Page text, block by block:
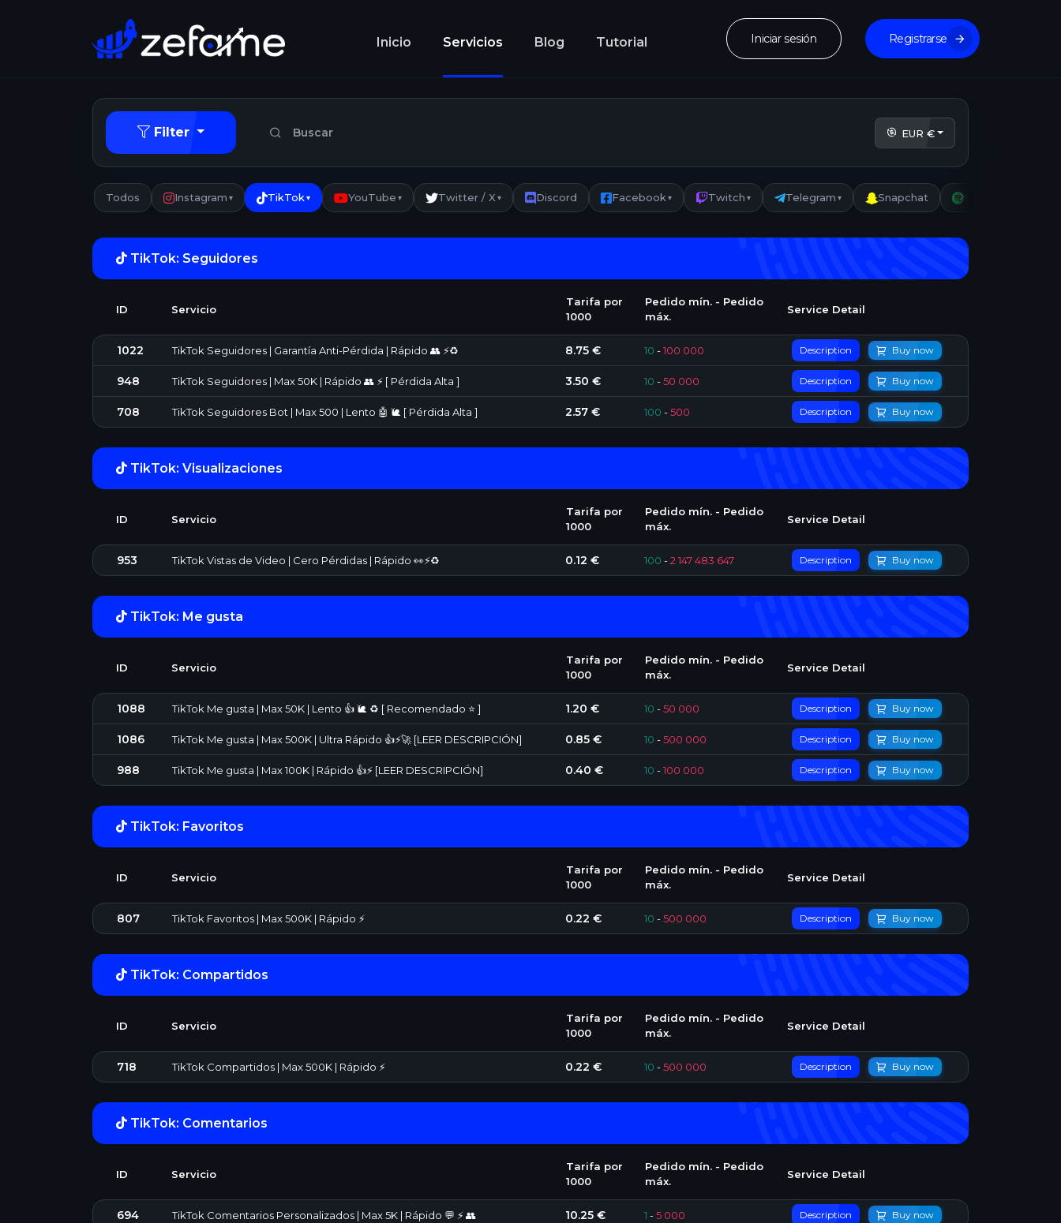
Inicio Servicios Blog Tutorial Iniciar sesión Registrarse
Filter EUR €
Todos Instagram ▾ TikTok▾ YouTube ▾ Twitter / X ▾ Discord Facebook ▾ Twitch ▾ Telegram ▾ Snapchat
TikTok: Seguidores
ID Servicio
Tarifa por
1000
Pedido mín. - Pedido
máx.
Service Detail
1022 TikTok Seguidores | Garantía Anti-Pérdida | Rápido 👥 ⚡♻️ 8.75 € 10 -100 000 Description Buy now
948 TikTok Seguidores | Max 50K | Rápido 👥 ⚡ [ Pérdida Alta ] 3.50 € 10 -50 000 Description Buy now
708 TikTok Seguidores Bot | Max 500 | Lento 🤖 🐌 [ Pérdida Alta ] 2.57 € 100 -500 Description Buy now
TikTok: Visualizaciones
ID Servicio
Tarifa por
1000
Pedido mín. - Pedido
máx.
Service Detail
953 TikTok Vistas de Video | Cero Pérdidas | Rápido 👀⚡♻️ 0.12 € 100 -2 147 483 647 Description Buy now
TikTok: Me gusta
ID Servicio
Tarifa por
1000
Pedido mín. - Pedido
máx.
Service Detail
1088 TikTok Me gusta | Max 50K | Lento 👍 🐌 ♻️ [ Recomendado ⭐ ] 1.20 € 10 -50 000 Description Buy now
1086 TikTok Me gusta | Max 500K | Ultra Rápido 👍⚡🚀 [LEER DESCRIPCIÓN] 0.85 € 10 -500 000 Description Buy now
988 TikTok Me gusta | Max 100K | Rápido 👍⚡ [LEER DESCRIPCIÓN] 0.40 € 10 -100 000 Description Buy now
TikTok: Favoritos
ID Servicio
Tarifa por
1000
Pedido mín. - Pedido
máx.
Service Detail
807 TikTok Favoritos | Max 500K | Rápido ⚡ 0.22 € 10 -500 000 Description Buy now
TikTok: Compartidos
ID Servicio
Tarifa por
1000
Pedido mín. - Pedido
máx.
Service Detail
718 TikTok Compartidos | Max 500K | Rápido ⚡ 0.22 € 10 -500 000 Description Buy now
TikTok: Comentarios
ID Servicio
Tarifa por
1000
Pedido mín. - Pedido
máx.
Service Detail
694 TikTok Comentarios Personalizados | Max 5K | Rápido 💬 ⚡ 👥 10.25 € 1 -5 000 Description Buy now